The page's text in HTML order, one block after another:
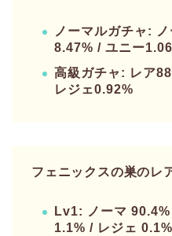
ノーマルガチャ:
8.47% / ユニー
高級ガチャ: レア
レジェ0.92%
フェニックスの巣のレ
Lv1: ノーマ
1.1% / レジェ 0.1%